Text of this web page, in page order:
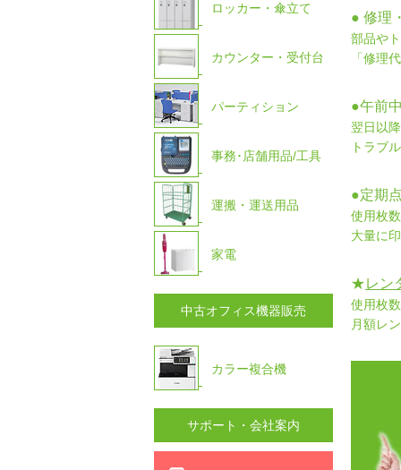
ロッカー・傘立て
カウンター・受付台
パーティション
事務･店舗用品/工具
運搬・運送用品
家電
中古オフィス機器販売
カラー複合機
サポート・会社案内
● 修理
部品や
「修理
●午前
翌日以
トラブ
●定期
使用枚
大量に
★レン
使用枚
月額レ